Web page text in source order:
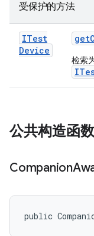
受保护的方法
ITest
Device
get
检索
公共构造函数
Companion
public